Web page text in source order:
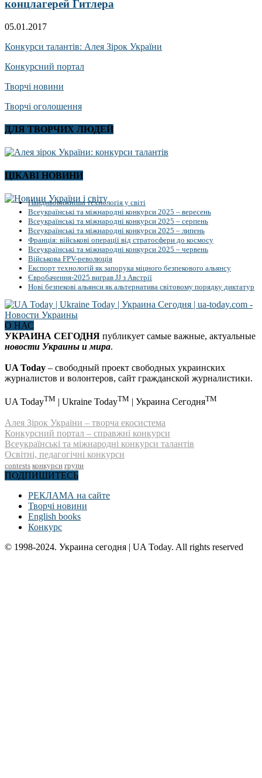
концлагерей Гитлера
05.01.2017
Конкурси талантів: Алея Зірок України
Конкурсний портал
Творчі новини
Творчі оголошення
ДЛЯ ТВОРЧИХ ЛЮДЕЙ
ЦІКАВІ НОВИНИ
Найдивовижніша технологія у світі
Всеукраїнські та міжнародні конкурси 2025 – вересень
Всеукраїнські та міжнародні конкурси 2025 – серпень
Всеукраїнські та міжнародні конкурси 2025 – липень
Франція: військові операції від стратосфери до космосу
Всеукраїнські та міжнародні конкурси 2025 – червень
Військова FPV-революція
Експорт технологій як запорука міцного безпекового альянсу
Євробачення-2025 виграв JJ з Австрії
Нові безпекові альянси як альтернатива світовому порядку диктатур
О НАС
УКРАИНА СЕГОДНЯ публикует самые важные, актуальные
новости Украины и мира.
UA Today – свободный проект свободных украинских
журналистов и волонтеров, сайт гражданской журналистики.
UA TodayTM | Ukraine TodayTM | Украина СегодняTM
Алея Зірок України – творча екосистема
Конкурсний портал – справжні конкурси
Всеукраїнські та міжнародні конкурси талантів
Освітні, педагогічні конкурси
contests конкурси групи
ПОДПИШИТЕСЬ
РЕКЛАМА на сайте
Творчі новини
English books
Конкурс
© 1998-2024. Украина сегодня | UA Today. All rights reserved